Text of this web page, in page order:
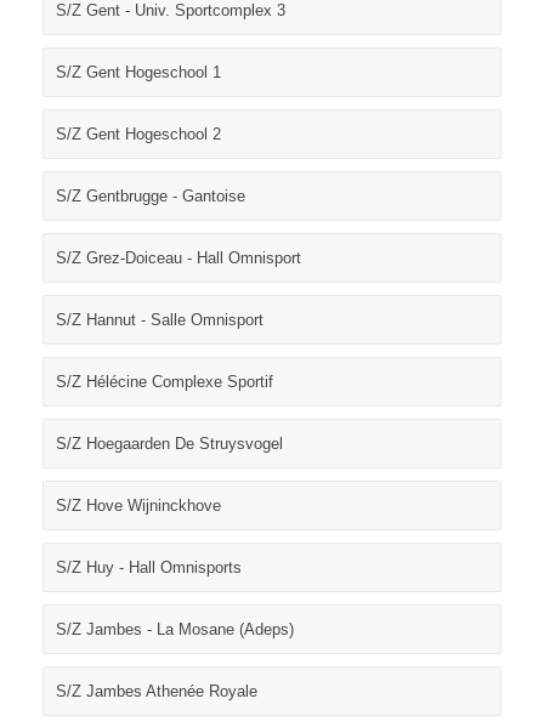
S/Z Gent - Univ. Sportcomplex 3
S/Z Gent Hogeschool 1
S/Z Gent Hogeschool 2
S/Z Gentbrugge - Gantoise
S/Z Grez-Doiceau - Hall Omnisport
S/Z Hannut - Salle Omnisport
S/Z Hélécine Complexe Sportif
S/Z Hoegaarden De Struysvogel
S/Z Hove Wijninckhove
S/Z Huy - Hall Omnisports
S/Z Jambes - La Mosane (Adeps)
S/Z Jambes Athenée Royale